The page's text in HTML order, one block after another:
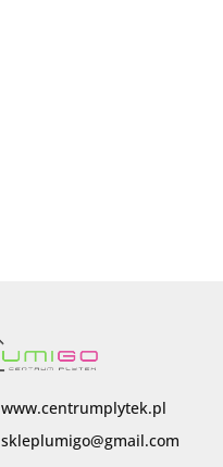
www.centrumplytek.pl
skleplumigo@gmail.com